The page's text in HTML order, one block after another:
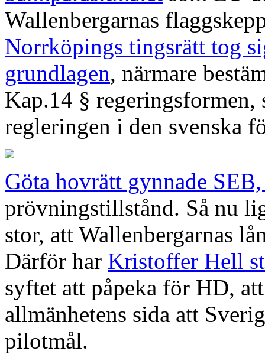
Wallenbergarnas
Norrköpings tingsrätt tog
grundlagen, närmare
Kap.14 § regeringsformen,
regleringen i den svenska
Göta hovrätt gynnade
prövningstillstånd. Så nu
stor, att Wallenbergarnas
Därför har Kristoffer Hell
syftet att påpeka för HD,
allmänhetens sida att
pilotmål.